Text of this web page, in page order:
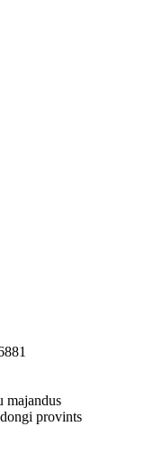
majandus
provints